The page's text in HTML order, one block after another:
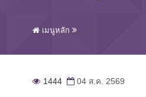
เมนูหลัก
1444 04 ส.ค. 2569